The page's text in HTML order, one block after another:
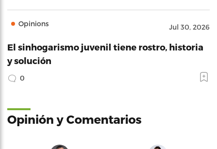
Opinions Jul 30, 2026
El sinhogarismo juvenil tiene rostro, historia
y solución
0
Opinión y Comentarios